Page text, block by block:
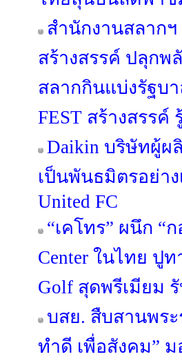
สำนักงานสลากฯ
สร้างสรรค์ ปลุกพ
สลากกินแบ่งรัฐบา
FEST สร้างสรร
Daikin บริษัทผู้ผ
เป็นพันธมิตรอย่า
United FC
“เคโทร” ผนึก “
Center ในไทย ปู
Golf สุดพรีเมียม
บสย. สืบสานพร
ทำดี เพื่อสังคม”